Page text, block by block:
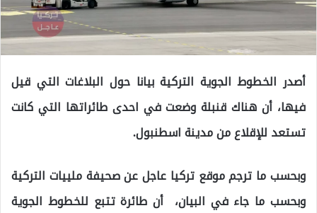
أصدر الخطوط الجوية التركية بيانا حول البلاغات التي قيل
فيها، أن هناك قنبلة وضعت في احدى طائراتها التي كانت
تستعد للإقلاع من مدينة اسطنبول.
وبحسب ما ترجم موقع تركيا عاجل عن صحيفة ملييات التركية
وبحسب ما جاء في البيان، أن طائرة تتبع للخطوط الجوية